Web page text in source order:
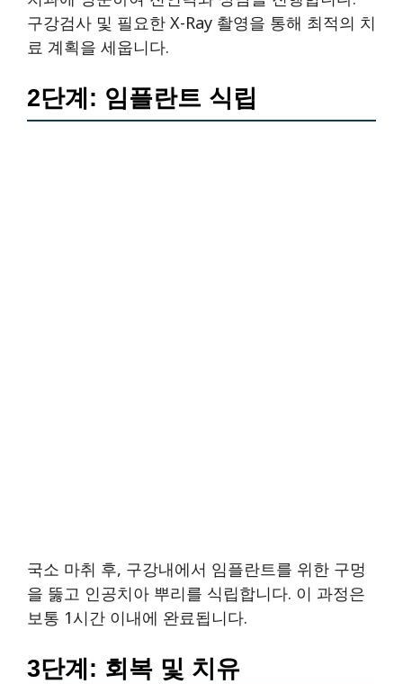
구강검사 및 필요한 X-Ray 촬영을 통해 최적의 치
료 계획을 세웁니다.
2단계: 임플란트 식립
국소 마취 후, 구강내에서 임플란트를 위한 구멍
을 뚫고 인공치아 뿌리를 식립합니다. 이 과정은
보통 1시간 이내에 완료됩니다.
3단계: 회복 및 치유